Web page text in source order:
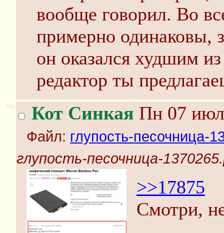
вообще говорил. Во
примерно одинаковы,
он оказался худшим
редактор ты
>> Кот Синкая Пн 07
Файл: глупость-песочница-
глупость-песочница-
>>17875
Смотри,